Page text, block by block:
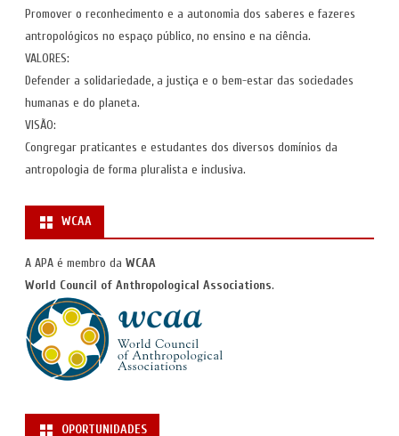
Promover o reconhecimento e a autonomia dos saberes e fazeres
antropológicos no espaço público, no ensino e na ciência.
VALORES:
Defender a solidariedade, a justiça e o bem-estar das sociedades
humanas e do planeta.
VISÃO:
Congregar praticantes e estudantes dos diversos domínios da
antropologia de forma pluralista e inclusiva.
WCAA
A APA é membro da WCAA
World Council of Anthropological Associations.
OPORTUNIDADES